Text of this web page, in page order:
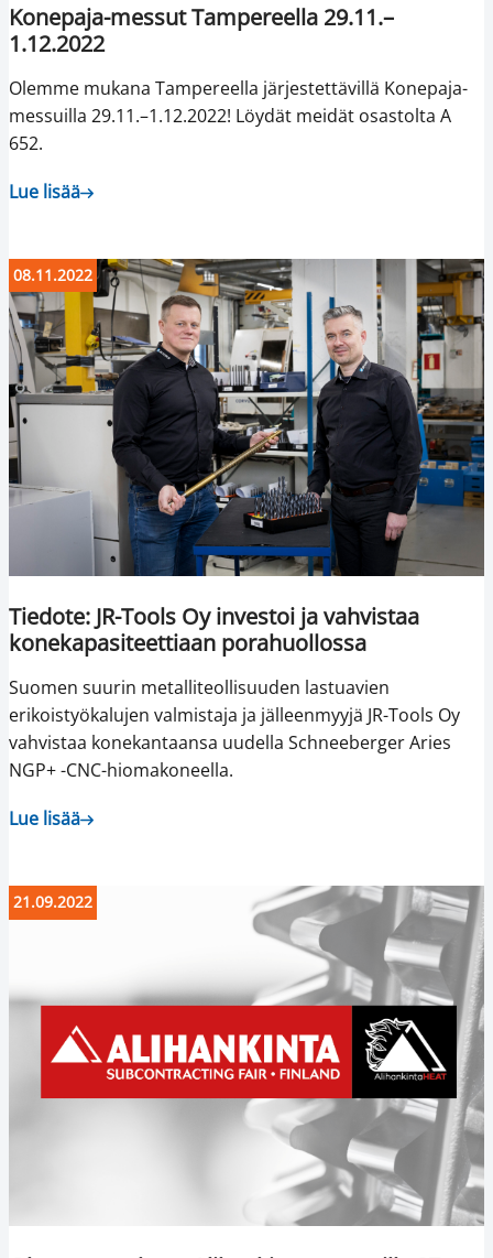
Konepaja-messut Tampereella 29.11.–
1.12.2022
Olemme mukana Tampereella järjestettävillä Konepaja-
messuilla 29.11.–1.12.2022! Löydät meidät osastolta A
652.
Lue lisää
08.11.2022
Tiedote: JR-Tools Oy investoi ja vahvistaa
konekapasiteettiaan porahuollossa
Suomen suurin metalliteollisuuden lastuavien
erikoistyökalujen valmistaja ja jälleenmyyjä JR-Tools Oy
vahvistaa konekantaansa uudella Schneeberger Aries
NGP+ -CNC-hiomakoneella.
Lue lisää
21.09.2022